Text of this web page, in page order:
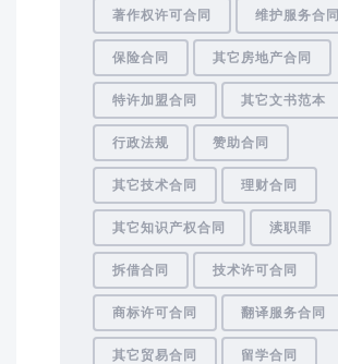
著作权许可合同 维护服务合同
保险合同 其它房地产合同
特许加盟合同 其它文书范本
行政法规 赞助合同
其它技术合同 理财合同
其它知识产权合同 渎职罪
拆借合同 技术许可合同
商标许可合同 翻译服务合同
其它贸易合同 留学合同